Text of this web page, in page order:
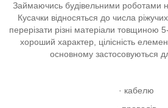
Займаючись будівельними роботами
Кусачки відносяться до числа
перерізати різні матеріали товщиною
хороший характер, цілісність
основному застосовуються
· кабелю